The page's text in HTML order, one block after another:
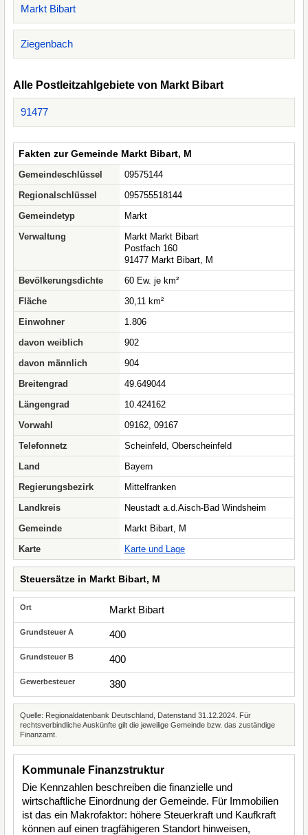
Markt Bibart
Ziegenbach
Alle Postleitzahlgebiete von Markt Bibart
91477
Fakten zur Gemeinde Markt Bibart, M
Gemeindeschlüssel
09575144
Regionalschlüssel
095755518144
Gemeindetyp
Markt
Verwaltung
Markt Markt Bibart
Postfach 160
91477 Markt Bibart, M
Bevölkerungsdichte
60 Ew. je km²
Fläche
30,11 km²
Einwohner
1.806
davon weiblich
902
davon männlich
904
Breitengrad
49.649044
Längengrad
10.424162
Vorwahl
09162, 09167
Telefonnetz
Scheinfeld, Oberscheinfeld
Land
Bayern
Regierungsbezirk
Mittelfranken
Landkreis
Neustadt a.d.Aisch-Bad Windsheim
Gemeinde
Markt Bibart, M
Karte
Karte und Lage
Steuersätze in Markt Bibart, M
Markt Bibart
400
400
380
Quelle: Regionaldatenbank Deutschland, Datenstand 31.12.2024. Für
rechtsverbindliche Auskünfte gilt die jeweilige Gemeinde bzw. das zuständige
Finanzamt.
Kommunale Finanzstruktur
Die Kennzahlen beschreiben die finanzielle und
wirtschaftliche Einordnung der Gemeinde. Für Immobilien
ist das ein Makrofaktor: höhere Steuerkraft und Kaufkraft
können auf einen tragfähigeren Standort hinweisen,